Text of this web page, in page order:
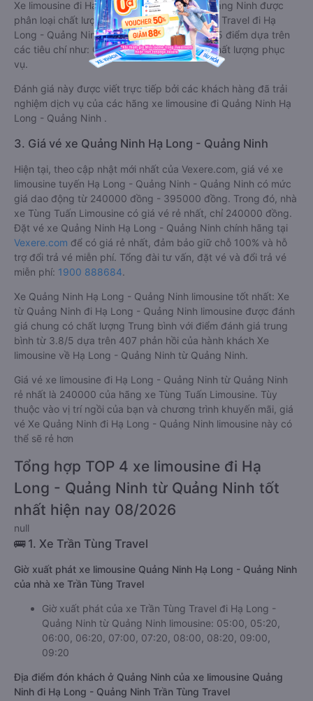
Xe limousine đi Hạ Long - Quảng Ninh từ Quảng Ninh được
phân loại chất lượng tốt nhất là xe Trần Tùng Travel đi Hạ
Long - Quảng Ninh từ Quảng Ninh đạt 4.3 / 5 điểm dựa trên
các tiêu chí như: Chất lượng xe, Đúng giờ, Chất lượng phục
vụ.
Đánh giá này được viết trực tiếp bởi các khách hàng đã trải
nghiệm dịch vụ của các hãng xe limousine đi Quảng Ninh Hạ
Long - Quảng Ninh .
3. Giá vé xe Quảng Ninh Hạ Long - Quảng Ninh
Hiện tại, theo cập nhật mới nhất của Vexere.com, giá vé xe
limousine tuyến Hạ Long - Quảng Ninh - Quảng Ninh có mức
giá dao động từ 240000 đồng - 395000 đồng. Trong đó, nhà
xe Tùng Tuấn Limousine có giá vé rẻ nhất, chỉ 240000 đồng.
Đặt vé xe Quảng Ninh Hạ Long - Quảng Ninh chính hãng tại
Vexere.com để có giá rẻ nhất, đảm bảo giữ chỗ 100% và hỗ
trợ đổi trả vé miễn phí. Tổng đài tư vấn, đặt vé và đổi trả vé
miễn phí: 1900 888684.
Xe Quảng Ninh Hạ Long - Quảng Ninh limousine tốt nhất: Xe
từ Quảng Ninh đi Hạ Long - Quảng Ninh limousine được đánh
giá chung có chất lượng Trung bình với điểm đánh giá trung
bình từ 3.8/5 dựa trên 407 phản hồi của hành khách Xe
limousine về Hạ Long - Quảng Ninh từ Quảng Ninh.
Giá vé xe limousine đi Hạ Long - Quảng Ninh từ Quảng Ninh
rẻ nhất là 240000 của hãng xe Tùng Tuấn Limousine. Tùy
thuộc vào vị trí ngồi của bạn và chương trình khuyến mãi, giá
vé Xe Quảng Ninh đi Hạ Long - Quảng Ninh limousine này có
thể sẽ rẻ hơn
Tổng hợp TOP 4 xe limousine đi Hạ
Long - Quảng Ninh từ Quảng Ninh tốt
nhất hiện nay 08/2026
null
🚌 1. Xe Trần Tùng Travel
Giờ xuất phát xe limousine Quảng Ninh Hạ Long - Quảng Ninh
của nhà xe Trần Tùng Travel
Giờ xuất phát của xe Trần Tùng Travel đi Hạ Long -
Quảng Ninh từ Quảng Ninh limousine: 05:00, 05:20,
06:00, 06:20, 07:00, 07:20, 08:00, 08:20, 09:00,
09:20
Địa điểm đón khách ở Quảng Ninh của xe limousine Quảng
Ninh đi Hạ Long - Quảng Ninh Trần Tùng Travel